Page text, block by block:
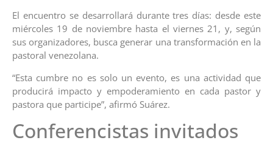
El encuentro se desarrollará durante tres días: desde este
miércoles 19 de noviembre hasta el viernes 21, y, según
sus organizadores, busca generar una transformación en la
pastoral venezolana.
“Esta cumbre no es solo un evento, es una actividad que
producirá impacto y empoderamiento en cada pastor y
pastora que participe”, afirmó Suárez.
Conferencistas invitados